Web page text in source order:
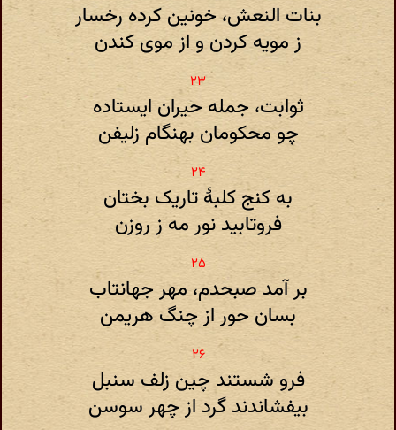
بنات النعش، خونین کرده رخسار
ز مویه کردن و از موی کندن
ثوابت، جمله حیران ایستاده
چو محکومان بهنگام زلیفن
به کنج کلبهٔ تاریک بختان
فروتابید نور مه ز روزن
بر آمد صبحدم، مهر جهانتاب
بسان حور از چنگ هریمن
فرو شستند چین زلف سنبل
بیفشاندند گرد از چهر سوسن